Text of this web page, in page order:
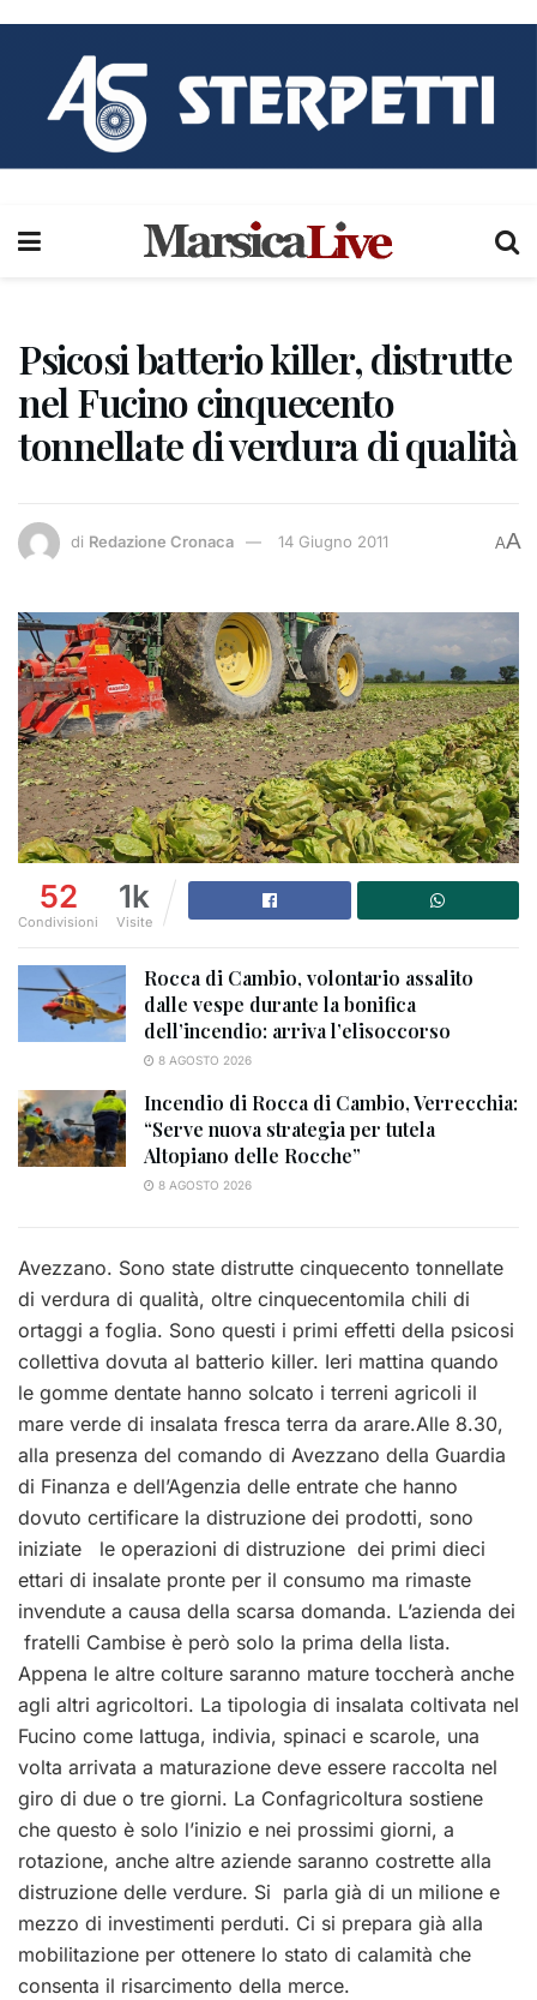
Psicosi batterio killer, distrutte
nel Fucino cinquecento
tonnellate di verdura di qualità
di Redazione Cronaca 14 Giugno 2011 AA
52
Condivisioni
1k
Visite
Rocca di Cambio, volontario assalito
dalle vespe durante la bonifica
dell’incendio: arriva l’elisoccorso
8 AGOSTO 2026
Incendio di Rocca di Cambio, Verrecchia:
“Serve nuova strategia per tutela
Altopiano delle Rocche”
8 AGOSTO 2026
Avezzano. Sono state distrutte cinquecento tonnellate
di verdura di qualità, oltre cinquecentomila chili di
ortaggi a foglia. Sono questi i primi effetti della psicosi
collettiva dovuta al batterio killer. Ieri mattina quando
le gomme dentate hanno solcato i terreni agricoli il
mare verde di insalata fresca terra da arare.Alle 8.30,
alla presenza del comando di Avezzano della Guardia
di Finanza e dell’Agenzia delle entrate che hanno
dovuto certificare la distruzione dei prodotti, sono
iniziate le operazioni di distruzione dei primi dieci
ettari di insalate pronte per il consumo ma rimaste
invendute a causa della scarsa domanda. L’azienda dei
fratelli Cambise è però solo la prima della lista.
Appena le altre colture saranno mature toccherà anche
agli altri agricoltori. La tipologia di insalata coltivata nel
Fucino come lattuga, indivia, spinaci e scarole, una
volta arrivata a maturazione deve essere raccolta nel
giro di due o tre giorni. La Confagricoltura sostiene
che questo è solo l’inizio e nei prossimi giorni, a
rotazione, anche altre aziende saranno costrette alla
distruzione delle verdure. Si parla già di un milione e
mezzo di investimenti perduti. Ci si prepara già alla
mobilitazione per ottenere lo stato di calamità che
consenta il risarcimento della merce.